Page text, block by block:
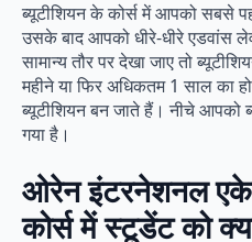
ब्यूटीशियन के कोर्स में आपको सबसे
उसके बाद आपको धीरे-धीरे एडवांस
सामान्य तौर पर देखा जाए तो
महीने या फिर अधिकतम 1 साल का
ब्यूटीशियन बन जाते हैं। नीचे आपको
गया है।
ओरेन इंटरनेशनल
कोर्स में स्टूडेंट को